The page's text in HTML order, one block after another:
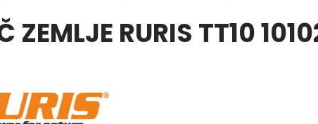
ZEMLJE RURIS TT10